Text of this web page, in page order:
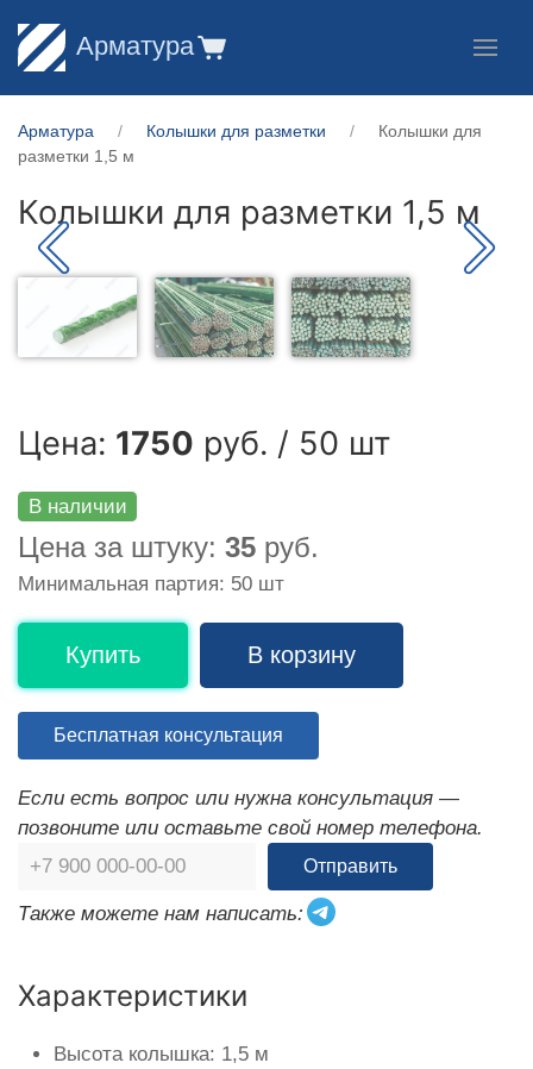
Арматура
Арматура Колышки для разметки
Колышки для
разметки 1,5 м
Колышки для разметки 1,5 м
Цена: 1750 руб. / 50 шт
В наличии
Цена за штуку: 35 руб.
Минимальная партия: 50 шт
Купить В корзину
Бесплатная консультация
Если есть вопрос или нужна консультация —
позвоните или оставьте свой номер телефона.
Отправить
Также можете нам написать:
Характеристики
Высота колышка: 1,5 м